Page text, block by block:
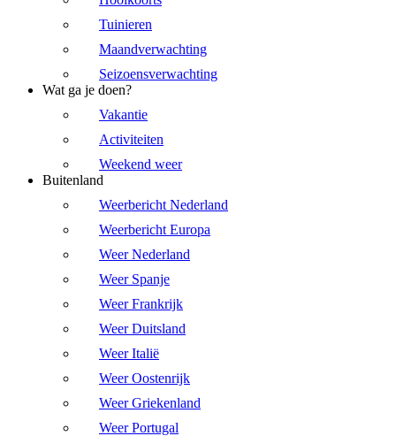
Tuinieren
Maandverwachting
Seizoensverwachting
Wat ga je doen?
Vakantie
Activiteiten
Weekend weer
Buitenland
Weerbericht Nederland
Weerbericht Europa
Weer Nederland
Weer Spanje
Weer Frankrijk
Weer Duitsland
Weer Italië
Weer Oostenrijk
Weer Griekenland
Weer Portugal